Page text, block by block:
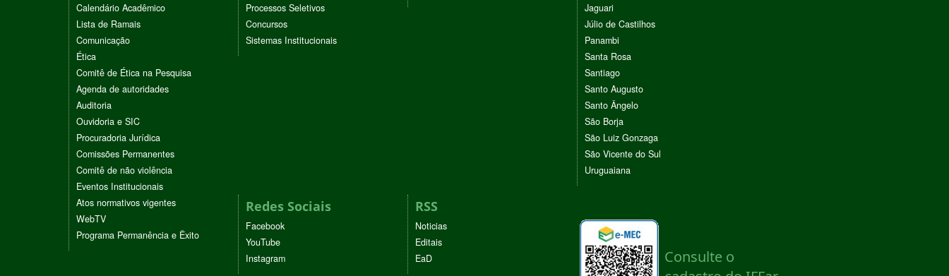
Calendário Acadêmico
Lista de Ramais
Comunicação
Ética
Comitê de Ética na Pesquisa
Agenda de autoridades
Auditoria
Ouvidoria e SIC
Procuradoria Jurídica
Comissões Permanentes
Comitê de não violência
Eventos Institucionais
Atos normativos vigentes
WebTV
Programa Permanência e Êxito
Processos Seletivos
Concursos
Sistemas Institucionais
Jaguari
Júlio de Castilhos
Panambi
Santa Rosa
Santiago
Santo Augusto
Santo Ângelo
São Borja
São Luiz Gonzaga
São Vicente do Sul
Uruguaiana
Redes Sociais
Facebook
YouTube
Instagram
RSS
Noticias
Editais
EaD